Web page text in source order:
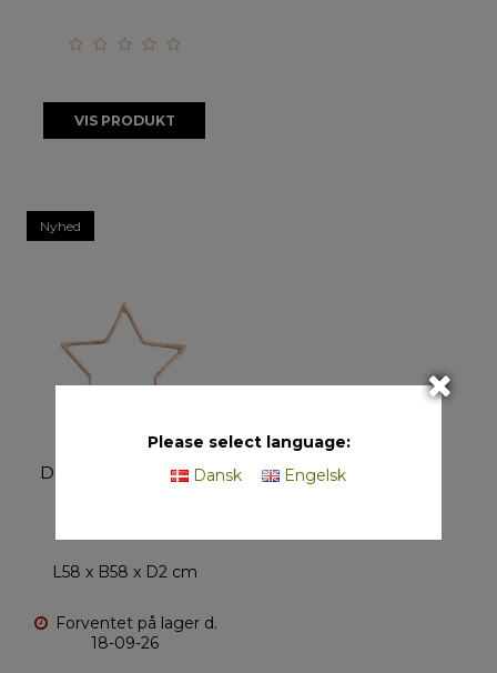
VIS PRODUKT
Nyhed
Maxi Rattan
Dekorationsstjerne
L58 x B58 x D2 cm
Forventet på lager d.
18-09-26
Please select language:
Dansk
Engelsk